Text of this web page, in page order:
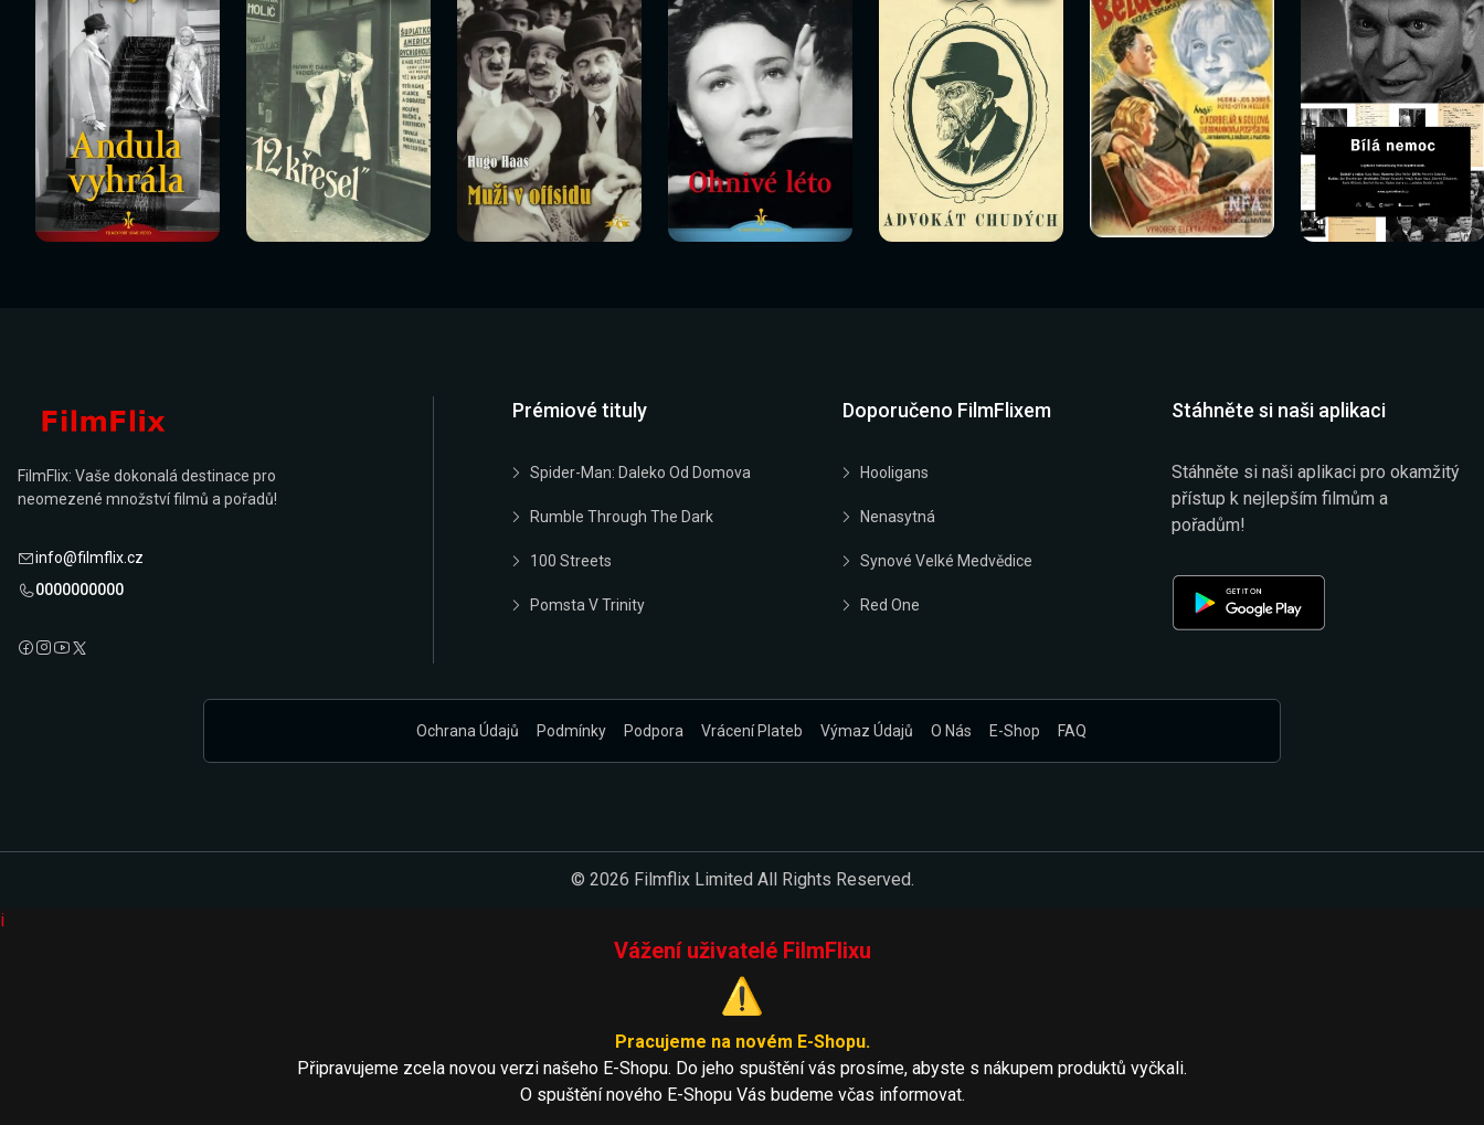
Sledovat
nyní
Sledovat nyní
Sledovat
nyní
Sledovat nyní
Sledovat
Sledovat nyní
Sledovat
nyní
Sledovat nyní
Sledovat
nyní
Sledovat nyní
Sledovat
nyní
Sledovat nyní
Sledovat
nyní
Sledovat nyní
FilmFlix: Vaše dokonalá destinace pro
neomezené množství filmů a pořadů!
info@filmflix.cz
0000000000
Prémiové tituly
Spider-Man: Daleko Od Domova
Rumble Through The Dark
100 Streets
Pomsta V Trinity
Doporučeno FilmFlixem
Hooligans
Nenasytná
Synové Velké Medvědice
Red One
Stáhněte si naši aplikaci
Stáhněte si naši aplikaci pro okamžitý
přístup k nejlepším filmům a
pořadům!
Ochrana Údajů Podmínky Podpora Vrácení Plateb Výmaz Údajů O Nás E-Shop FAQ
© 2026 Filmflix Limited All Rights Reserved.
i
Vážení uživatelé FilmFlixu
⚠️
Pracujeme na novém E-Shopu.
Připravujeme zcela novou verzi našeho E-Shopu. Do jeho spuštění vás prosíme, abyste s nákupem produktů vyčkali.
O spuštění nového E-Shopu Vás budeme včas informovat.